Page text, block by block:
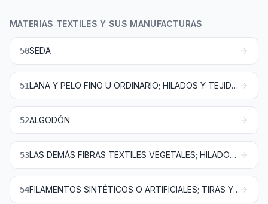
MATERIAS TEXTILES Y SUS MANUFACTURAS
50SEDA
51 LANA Y PELO FINO U ORDINARIO; HILADOS Y TEJIDOS DE CRIN
52ALGODÓN
53 LAS DEMÁS FIBRAS TEXTILES VEGETALES; HILADOS DE PAPEL Y TEJIDOS DE HILADOS DE PAPEL
54 FILAMENTOS SINTÉTICOS O ARTIFICIALES; TIRAS Y FORMAS SIMILARES DE MATERIA TEXTIL SINTÉTICA O ARTIFICIAL